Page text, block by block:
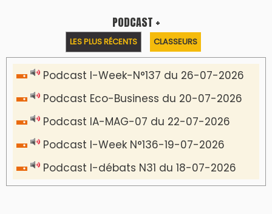
VIDÉOS & CLIP +
LES PLUS RÉCENTS CLASSEURS
دِيمَا المَغرِب Clip